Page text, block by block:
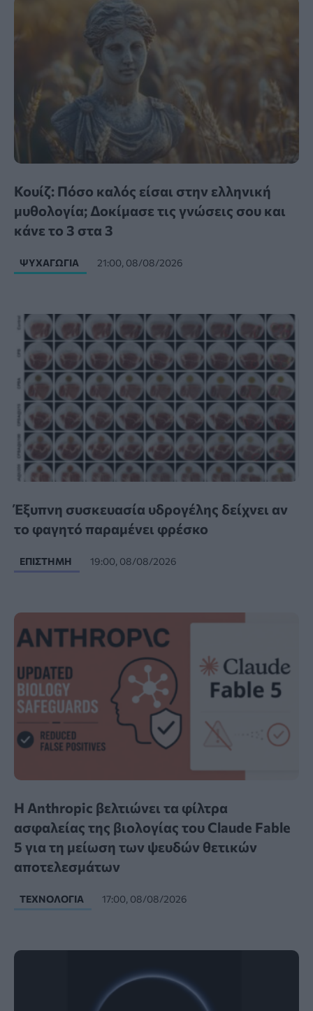
Κουίζ: Πόσο καλός είσαι στην ελληνική
μυθολογία; Δοκίμασε τις γνώσεις σου και
κάνε το 3 στα 3
ΨΥΧΑΓΩΓΊΑ 21:00, 08/08/2026
Έξυπνη συσκευασία υδρογέλης δείχνει αν
το φαγητό παραμένει φρέσκο
ΕΠΙΣΤΉΜΗ 19:00, 08/08/2026
Η Anthropic βελτιώνει τα φίλτρα
ασφαλείας της βιολογίας του Claude Fable
5 για τη μείωση των ψευδών θετικών
αποτελεσμάτων
ΤΕΧΝΟΛΟΓΊΑ 17:00, 08/08/2026